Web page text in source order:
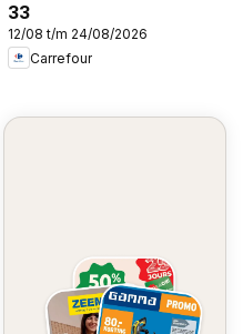
33
12/08 t/m 24/08/2026
Carrefour